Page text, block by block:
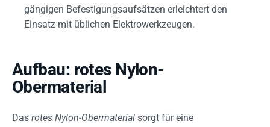
gängigen Befestigungsaufsätzen erleichtert den
Einsatz mit üblichen Elektrowerkzeugen.
Aufbau: rotes Nylon-
Obermaterial
Das rotes Nylon-Obermaterial sorgt für eine